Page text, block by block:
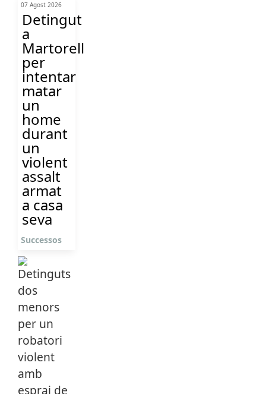
07 Agost 2026
Detingut
a
Martorell
per
intentar
matar
un
home
durant
un
violent
assalt
armat
a casa
seva
Successos